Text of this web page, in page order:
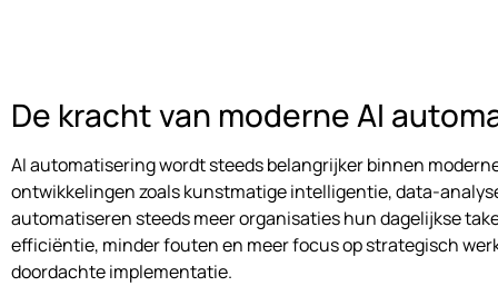
De kracht van moderne AI
AI automatisering wordt steeds belangrijker binnen
ontwikkelingen zoals kunstmatige intelligentie, data-
automatiseren steeds meer organisaties hun dagelijkse
efficiëntie, minder fouten en meer focus op strategisch
doordachte implementatie.